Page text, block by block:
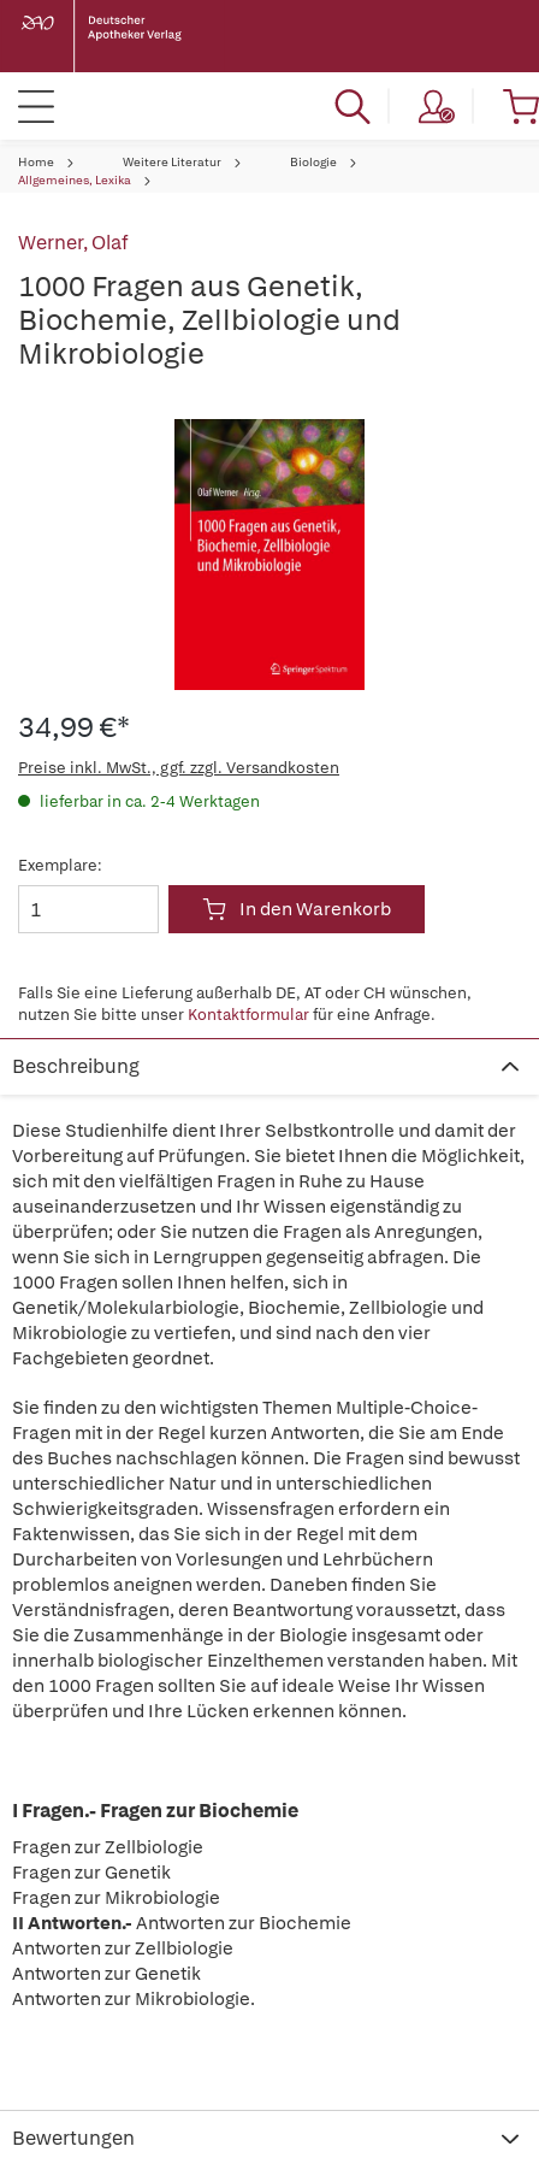
Home Weitere Literatur
Biologie
Allgemeines, Lexika
Werner, Olaf
1000 Fragen aus Genetik,
Biochemie, Zellbiologie und
Mikrobiologie
34,99 €*
Preise inkl. MwSt., ggf. zzgl. Versandkosten
lieferbar in ca. 2-4 Werktagen
Exemplare:
In den Warenkorb
Falls Sie eine Lieferung außerhalb DE, AT oder CH wünschen,
nutzen Sie bitte unser Kontaktformularfür eine Anfrage.
Beschreibung
Diese Studienhilfe dient Ihrer Selbstkontrolle und damit der
Vorbereitung auf Prüfungen. Sie bietet Ihnen die Möglichkeit,
sich mit den vielfältigen Fragen in Ruhe zu Hause
auseinanderzusetzen und Ihr Wissen eigenständig zu
überprüfen; oder Sie nutzen die Fragen als Anregungen,
wenn Sie sich in Lerngruppen gegenseitig abfragen. Die
1000 Fragen sollen Ihnen helfen, sich in
Genetik/Molekularbiologie, Biochemie, Zellbiologie und
Mikrobiologie zu vertiefen, und sind nach den vier
Fachgebieten geordnet.
Sie finden zu den wichtigsten Themen Multiple-Choice-
Fragen mit in der Regel kurzen Antworten, die Sie am Ende
des Buches nachschlagen können. Die Fragen sind bewusst
unterschiedlicher Natur und in unterschiedlichen
Schwierigkeitsgraden. Wissensfragen erfordern ein
Faktenwissen, das Sie sich in der Regel mit dem
Durcharbeiten von Vorlesungen und Lehrbüchern
problemlos aneignen werden. Daneben finden Sie
Verständnisfragen, deren Beantwortung voraussetzt, dass
Sie die Zusammenhänge in der Biologie insgesamt oder
innerhalb biologischer Einzelthemen verstanden haben. Mit
den 1000 Fragen sollten Sie auf ideale Weise Ihr Wissen
überprüfen und Ihre Lücken erkennen können.
I Fragen.-Fragen zur Biochemie
Fragen zur Zellbiologie
Fragen zur Genetik
Fragen zur Mikrobiologie
II Antworten.- Antworten zur Biochemie
Antworten zur Zellbiologie
Antworten zur Genetik
Antworten zur Mikrobiologie.
Bewertungen